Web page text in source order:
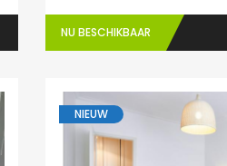
NU BESCHIKBAAR
NIEUW